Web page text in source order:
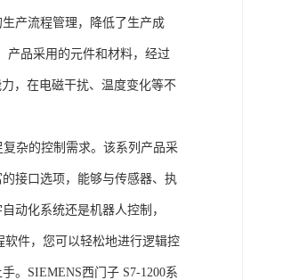
产流程管理，降低了生产成
产品采用的元件和材料，经过
，在电磁干扰、温度变化等不
杂的控制需求。该系列产品采
接口选项，能够与传感器、执
动化系统还是机器人控制，
软件，您可以轻松地进行逻辑控
。SIEMENS西门子 S7-1200系